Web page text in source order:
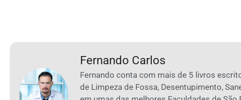
Fernando Carlos
Fernando conta com mais de 5 livros
de Limpeza de Fossa, Desentupimento,